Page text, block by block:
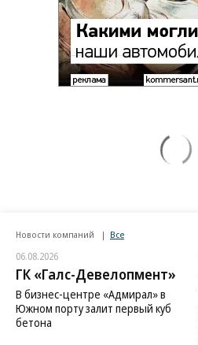
Новости компаний Все
06.08.2026
ГК «Галс-Девелопмент»
В бизнес-центре «Адмирал» в
Южном порту залит первый куб
бетона